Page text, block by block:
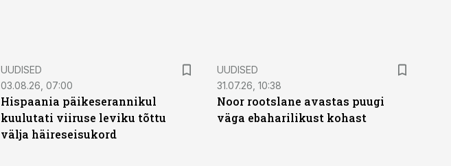
UUDISED
03.08.26, 07:00
Hispaania päikeserannikul
kuulutati viiruse leviku tõttu
välja häireseisukord
UUDISED
31.07.26, 10:38
Noor rootslane avastas puugi
väga ebaharilikust kohast